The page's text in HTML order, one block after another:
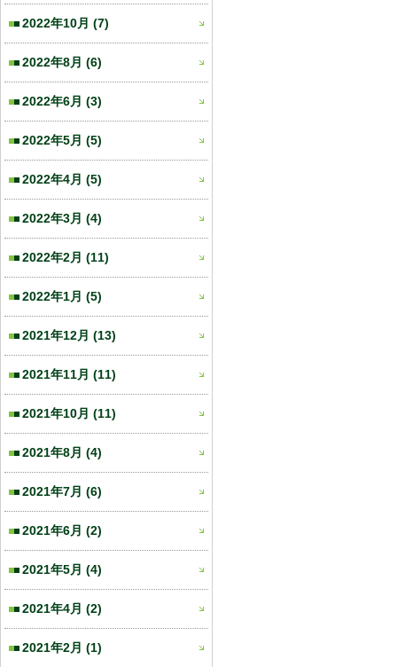
2022年10月 (7)
2022年8月 (6)
2022年6月 (3)
2022年5月 (5)
2022年4月 (5)
2022年3月 (4)
2022年2月 (11)
2022年1月 (5)
2021年12月 (13)
2021年11月 (11)
2021年10月 (11)
2021年8月 (4)
2021年7月 (6)
2021年6月 (2)
2021年5月 (4)
2021年4月 (2)
2021年2月 (1)